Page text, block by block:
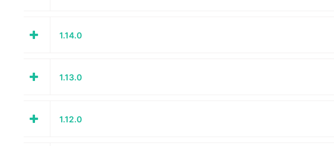
1.14.0
1.13.0
1.12.0